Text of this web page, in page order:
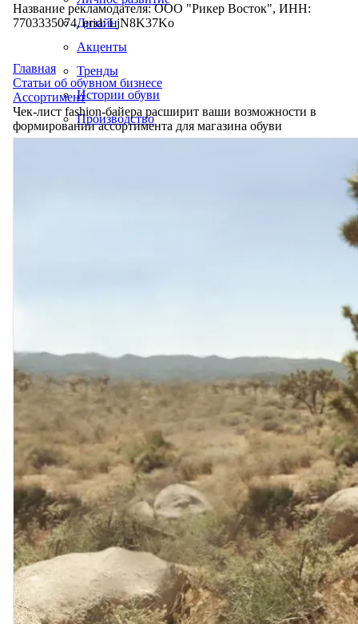
Дизайн
Акценты
Тренды
Истории обуви
Производство
Название рекламодателя: ООО "Рикер Восток", ИНН:
7703335074, erid: LjN8K37Ko
Главная
Статьи об обувном бизнесе
Ассортимент
Чек-лист fashion-байера расширит ваши возможности в
формировании ассортимента для магазина обуви